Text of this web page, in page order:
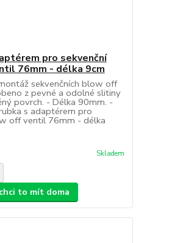
pro sekvenční
76mm - délka 9cm
sekvenčních blow off
z pevné a odolné slitiny
povrch. - Délka 90mm. -
s adaptérem pro
off ventil 76mm - délka
Skladem
to mít doma